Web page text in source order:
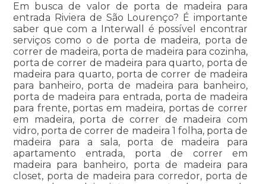
Em busca de valor de porta de madeira para
entrada Riviera de São Lourenço? É importante
saber que com a Interwall é possível encontrar
serviços como o de porta de madeira, porta de
correr de madeira, porta de madeira para cozinha,
porta de correr de madeira para quarto, porta de
madeira para quarto, porta de correr de madeira
para banheiro, porta de madeira para banheiro,
porta de madeira para entrada, porta de madeira
para frente, portas em madeira, portas de correr
em madeira, porta de correr de madeira com
vidro, porta de correr de madeira 1 folha, porta de
madeira para a sala, porta de madeira para
apartamento entrada, porta de correr em
madeira para banheiro, porta de madeira para
closet, porta de madeira para corredor, porta de